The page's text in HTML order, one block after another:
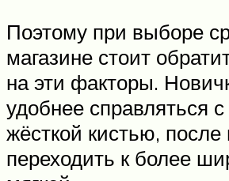
Поэтому при выборе
магазине стоит
на эти факторы.
удобнее справляться с
жёсткой кистью,
переходить к более